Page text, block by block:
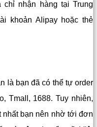
nhận hàng tại Trung
khoản Alipay hoặc thẻ
là bạn đã có thể tự order
Tmall, 1688. Tuy nhiên,
bạn nên nhờ tới đơn